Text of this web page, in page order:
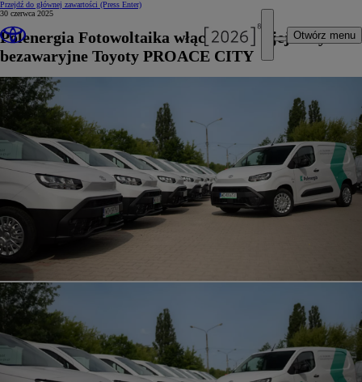
Przejdź do głównej zawartości (Press Enter)
Otwórz menu
30 czerwca 2025
Polenergia Fotowoltaika włącza do swojej floty
bezawaryjne Toyoty PROACE CITY